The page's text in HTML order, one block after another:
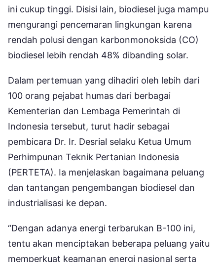
ini cukup tinggi. Disisi lain, biodiesel juga mampu
mengurangi pencemaran lingkungan karena
rendah polusi dengan karbonmonoksida (CO)
biodiesel lebih rendah 48% dibanding solar.
Dalam pertemuan yang dihadiri oleh lebih dari
100 orang pejabat humas dari berbagai
Kementerian dan Lembaga Pemerintah di
Indonesia tersebut, turut hadir sebagai
pembicara Dr. Ir. Desrial selaku Ketua Umum
Perhimpunan Teknik Pertanian Indonesia
(PERTETA). Ia menjelaskan bagaimana peluang
dan tantangan pengembangan biodiesel dan
industrialisasi ke depan.
“Dengan adanya energi terbarukan B-100 ini,
tentu akan menciptakan beberapa peluang yaitu
memperkuat keamanan energi nasional serta